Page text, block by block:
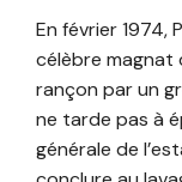
En février 1974,
célèbre magnat
rançon par un
ne tarde pas à
générale de